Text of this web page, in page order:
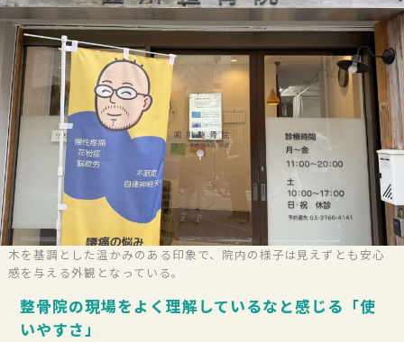
木を基調とした温かみのある印象で、院内の様子は見えずとも安心
感を与える外観となっている。
整骨院の現場をよく理解しているなと感じる「使
いやすさ」